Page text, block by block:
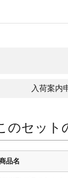
入荷案内
のセット
品名